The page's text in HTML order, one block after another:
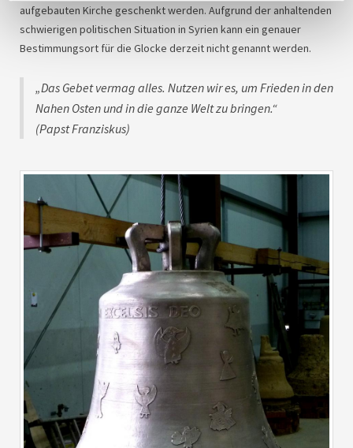
aufgebauten Kirche geschenkt werden. Aufgrund der anhaltenden
schwierigen politischen Situation in Syrien kann ein genauer
Bestimmungsort für die Glocke derzeit nicht genannt werden.
„Das Gebet vermag alles. Nutzen wir es, um Frieden in den
Nahen Osten und in die ganze Welt zu bringen.“
(Papst Franziskus)